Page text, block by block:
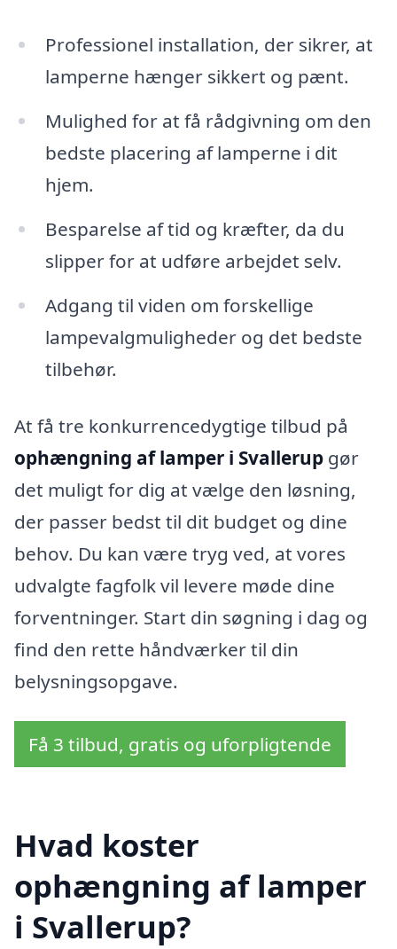
Professionel installation, der sikrer, at
lamperne hænger sikkert og pænt.
Mulighed for at få rådgivning om den
bedste placering af lamperne i dit
hjem.
Besparelse af tid og kræfter, da du
slipper for at udføre arbejdet selv.
Adgang til viden om forskellige
lampevalgmuligheder og det bedste
tilbehør.
At få tre konkurrencedygtige tilbud på
ophængning af lamper i Svallerup gør
det muligt for dig at vælge den løsning,
der passer bedst til dit budget og dine
behov. Du kan være tryg ved, at vores
udvalgte fagfolk vil levere møde dine
forventninger. Start din søgning i dag og
find den rette håndværker til din
belysningsopgave.
Få 3 tilbud, gratis og uforpligtende
Hvad koster
ophængning af lamper
i Svallerup?